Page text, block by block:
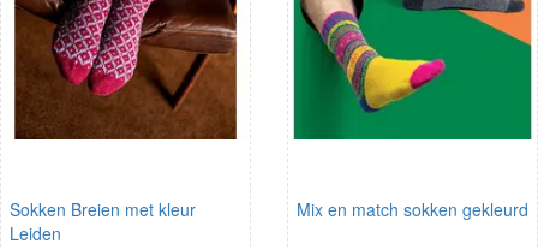
Sokken Breien met kleur
Leiden
Mix en match sokken gekleurd